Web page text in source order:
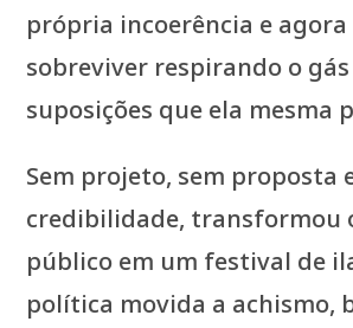
própria incoerência e
sobreviver respirando o
suposições que ela mesma
Sem projeto, sem proposta
credibilidade, transformou
público em um festival de
política movida a achismo,